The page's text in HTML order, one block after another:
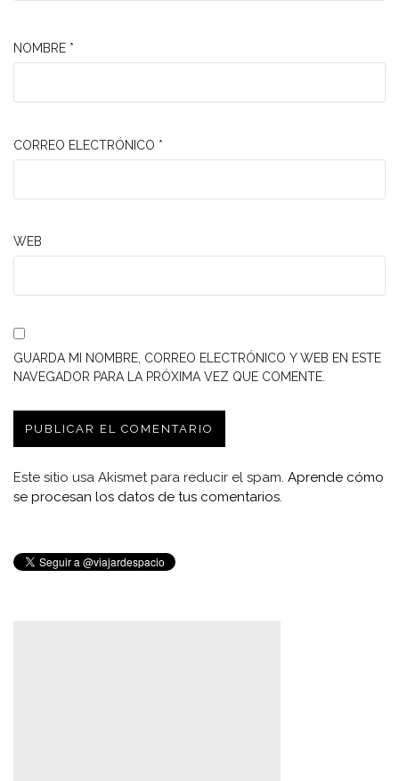
NOMBRE *
CORREO ELECTRÓNICO *
WEB
GUARDA MI NOMBRE, CORREO ELECTRÓNICO Y WEB EN ESTE
NAVEGADOR PARA LA PRÓXIMA VEZ QUE COMENTE.
Este sitio usa Akismet para reducir el spam. Aprende cómo
se procesan los datos de tus comentarios.